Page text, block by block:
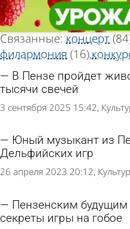
Тег новостей
Всего найдено 178
Связанные: концерт
филармония (16)
В Пензе пройдет
тысячи свечей
3 сентября 2025 15:42
Юный музыкант из
Дельфийских игр
26 апреля 2023 20:12
Пензенским
секреты игры на гобое
Тег новостей